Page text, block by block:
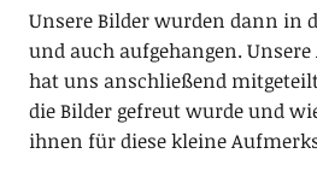
Unsere Bilder wurden dann in
und auch aufgehangen.
hat uns anschließend
die Bilder gefreut wurde und
ihnen für diese kleine